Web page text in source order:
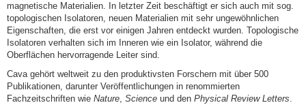
magnetische Materialien. In letzter Zeit beschäftigt er sich auch mit sog.
topologischen Isolatoren, neuen Materialien mit sehr ungewöhnlichen
Eigenschaften, die erst vor einigen Jahren entdeckt wurden. Topologische
Isolatoren verhalten sich im Inneren wie ein Isolator, während die
Oberflächen hervorragende Leiter sind.
Cava gehört weltweit zu den produktivsten Forschern mit über 500
Publikationen, darunter Veröffentlichungen in renommierten
Fachzeitschriften wie Nature, Science und den Physical Review Letters.